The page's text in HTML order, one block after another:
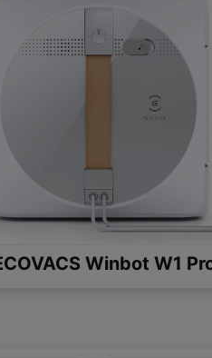
Winbot W1